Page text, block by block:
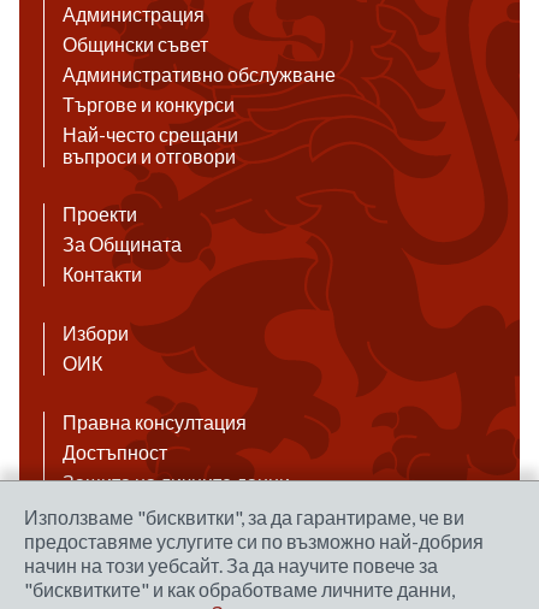
Администрация
Общински съвет
Административно обслужване
Търгове и конкурси
Най-често срещани
въпроси и отговори
Проекти
За Общината
Контакти
Избори
ОИК
Правна консултация
Достъпност
Защита на личните данни
Антикорупция
Връзки
Използваме "бисквитки", за да гарантираме, че ви
предоставяме услугите си по възможно най-добрия
начин на този уебсайт. За да научите повече за
"бисквитките" и как обработваме личните данни,